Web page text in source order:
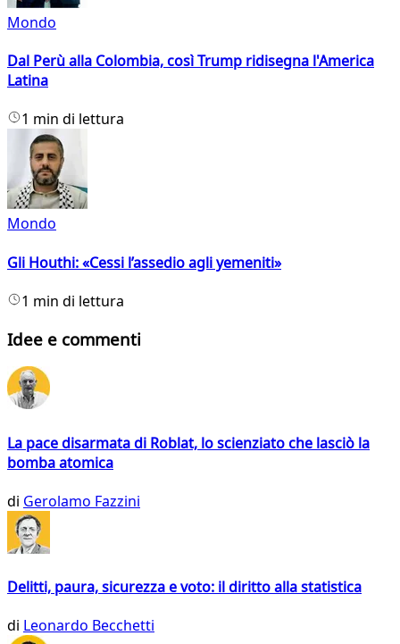
Mondo
Dal Perù alla Colombia, così Trump ridisegna l'America
Latina
1 min di lettura
Mondo
Gli Houthi: «Cessi l’assedio agli yemeniti»
1 min di lettura
Idee e commenti
La pace disarmata di Roblat, lo scienziato che lasciò la
bomba atomica
di Gerolamo Fazzini
Delitti, paura, sicurezza e voto: il diritto alla statistica
di Leonardo Becchetti